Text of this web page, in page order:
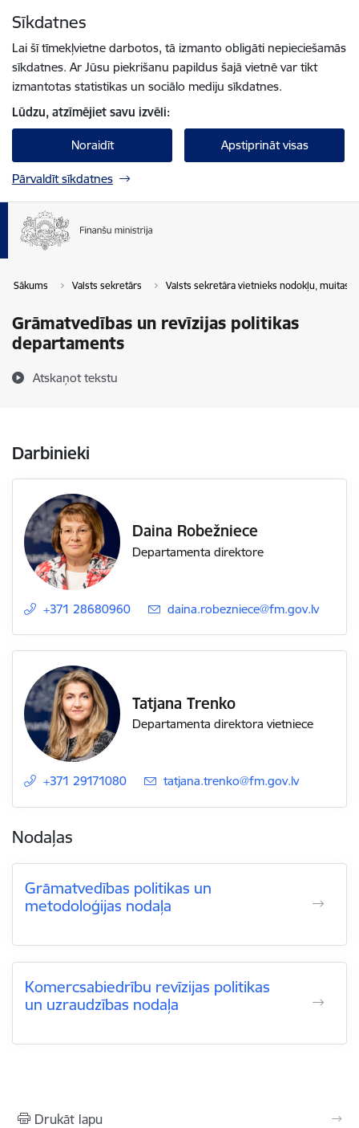
Sīkdatnes
Lai šī tīmekļvietne darbotos, tā izmanto obligāti nepieciešamās
sīkdatnes. Ar Jūsu piekrišanu papildus šajā vietnē var tikt
izmantotas statistikas un sociālo mediju sīkdatnes.
Lūdzu, atzīmējiet savu izvēli:
Noraidīt Apstiprināt visas
Pārvaldīt sīkdatnes
Sākums Valsts sekretārs Valsts sekretāra vietnieks nodokļu, muitas
Grāmatvedības un revīzijas politikas
departaments
Atskaņot tekstu
Darbinieki
Daina Robežniece
Departamenta direktore
+371 28680960 E-pasts:
daina.robezniece@fm.gov.lv
Tatjana Trenko
Departamenta direktora vietniece
+371 29171080 E-pasts:
tatjana.trenko@fm.gov.lv
Nodaļas
Grāmatvedības politikas un
metodoloģijas nodaļa
Komercsabiedrību revīzijas politikas
un uzraudzības nodaļa
Drukāt lapu